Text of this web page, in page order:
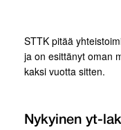
STTK pitää
ja on esittänyt oman
kaksi vuotta sitten.
Nykyinen yt-